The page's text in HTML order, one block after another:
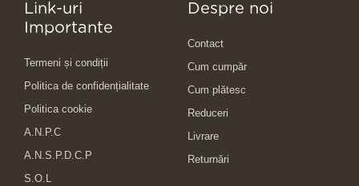
Link-uri
Importante
Termeni și condiții
Politica de confidențialitate
Politica cookie
A.N.P.C
A.N.S.P.D.C.P
S.O.L
Despre noi
Contact
Cum cumpăr
Cum plătesc
Reduceri
Livrare
Returnări